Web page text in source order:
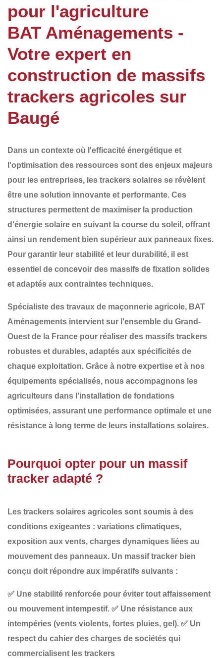
pour l'agriculture
BAT Aménagements -
Votre expert en
construction de massifs
trackers agricoles sur
Baugé
Dans un contexte où l'efficacité énergétique et
l'optimisation des ressources sont des enjeux majeurs
pour les entreprises, les trackers solaires se révèlent
être une solution innovante et performante. Ces
structures permettent de maximiser la production
d'énergie solaire en suivant la course du soleil, offrant
ainsi un rendement bien supérieur aux panneaux fixes.
Pour garantir leur stabilité et leur durabilité, il est
essentiel de concevoir des massifs de fixation solides
et adaptés aux contraintes techniques.
Spécialiste des travaux de maçonnerie agricole, BAT
Aménagements intervient sur l'ensemble du Grand-
Ouest de la France pour réaliser des massifs trackers
robustes et durables, adaptés aux spécificités de
chaque exploitation. Grâce à notre expertise et à nos
équipements spécialisés, nous accompagnons les
agriculteurs dans l'installation de fondations
optimisées, assurant une performance optimale et une
résistance à long terme de leurs installations solaires.
Pourquoi opter pour un massif
tracker adapté ?
Les trackers solaires agricoles sont soumis à des
conditions exigeantes : variations climatiques,
exposition aux vents, charges dynamiques liées au
mouvement des panneaux. Un massif tracker bien
conçu doit répondre aux impératifs suivants :
✅ Une stabilité renforcée pour éviter tout affaissement
ou mouvement intempestif. ✅ Une résistance aux
intempéries (vents violents, fortes pluies, gel). ✅ Un
respect du cahier des charges de sociétés qui
commercialisent les trackers